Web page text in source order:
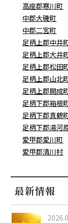
高座郡寒川町
中郡大磯町
中郡二宮町
足柄上郡中井
足柄上郡大井
足柄上郡松田
足柄上郡山北
足柄上郡開成
足柄下郡箱根
足柄下郡真鶴
足柄下郡湯河
愛甲郡愛川町
愛甲郡清川村
最新情報